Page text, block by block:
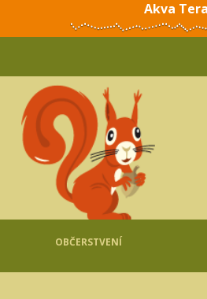
Akva Tera
OBČERSTVENÍ